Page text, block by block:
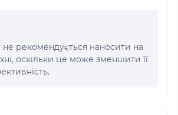
не рекомендується наносити на
оскільки це може зменшити її